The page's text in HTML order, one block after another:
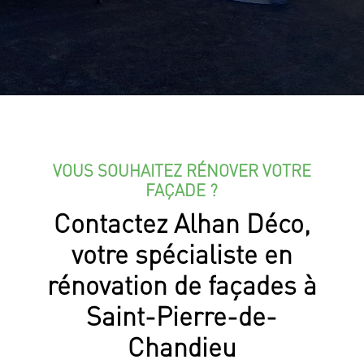
VOUS SOUHAITEZ RÉNOVER VOTRE
FAÇADE ?
Contactez Alhan Déco,
votre spécialiste en
rénovation de façades à
Saint-Pierre-de-
Chandieu